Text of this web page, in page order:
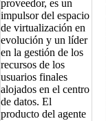
proveedor, es un
impulsor del espacio
de virtualización en
evolución y un líder
en la gestión de los
recursos de los
usuarios finales
alojados en el centro
de datos. El
producto del agente